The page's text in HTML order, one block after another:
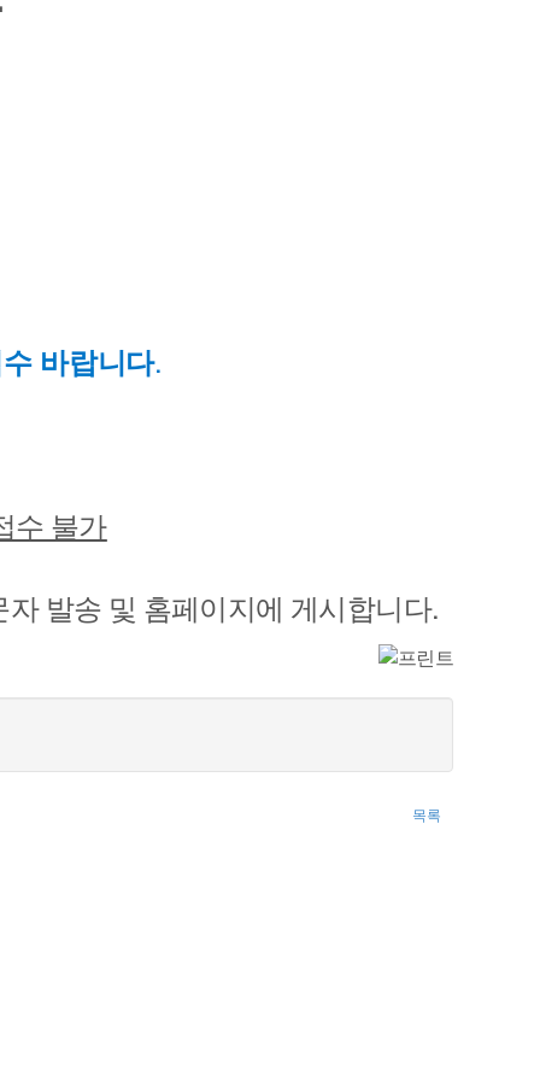
바랍니다.
수 불가
발송 및 홈페이지에 게시합니다.
목록